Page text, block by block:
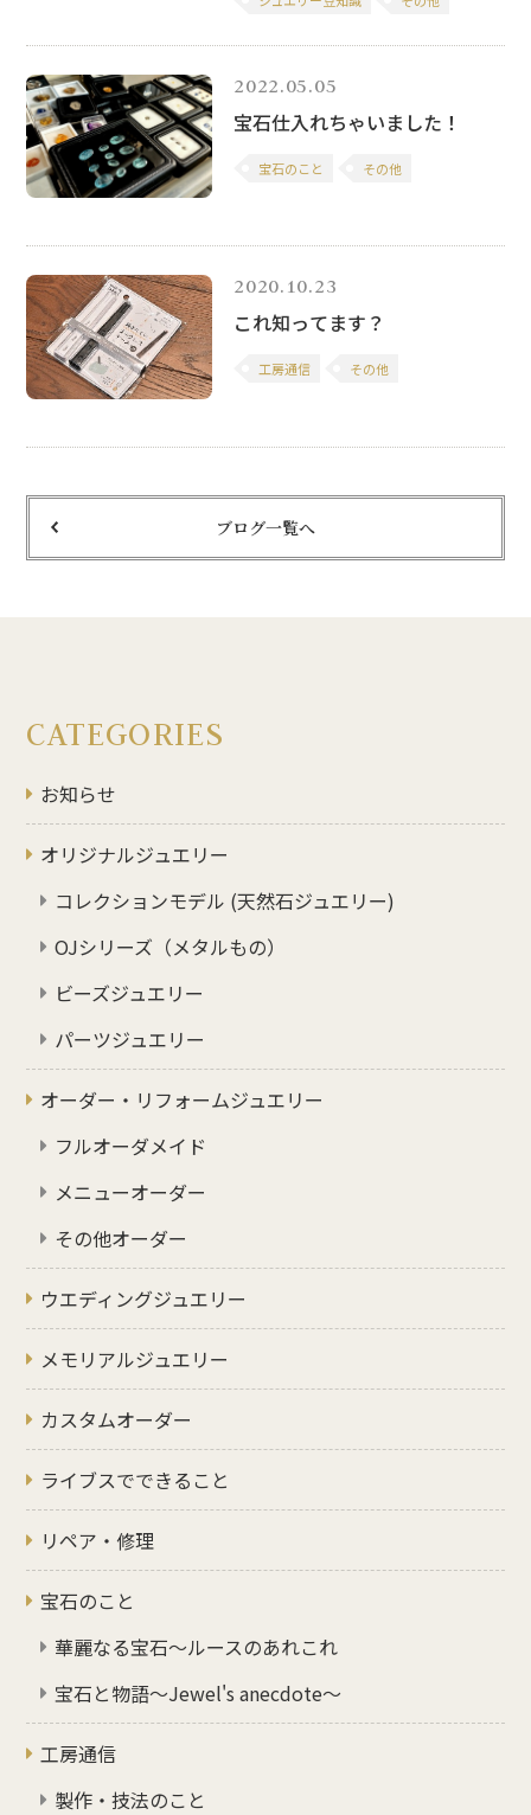
2022.05.05
宝石仕入れちゃいました！
宝石のこと その他
2020.10.23
これ知ってます？
工房通信 その他
ブログ一覧へ
CATEGORIES
お知らせ
オリジナルジュエリー
コレクションモデル (天然石ジュエリー)
OJシリーズ（メタルもの）
ビーズジュエリー
パーツジュエリー
オーダー・リフォームジュエリー
フルオーダメイド
メニューオーダー
その他オーダー
ウエディングジュエリー
メモリアルジュエリー
カスタムオーダー
ライブスでできること
リペア・修理
宝石のこと
華麗なる宝石～ルースのあれこれ
宝石と物語～Jewel's anecdote～
工房通信
製作・技法のこと